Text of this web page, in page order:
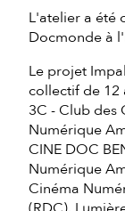
L'atelier a été
Docmonde à
Le projet
collectif de 12
3C - Club des
Numérique
CINE DOC
Numérique
Cinéma